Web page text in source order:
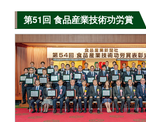
第51回 食品産業技術功労賞